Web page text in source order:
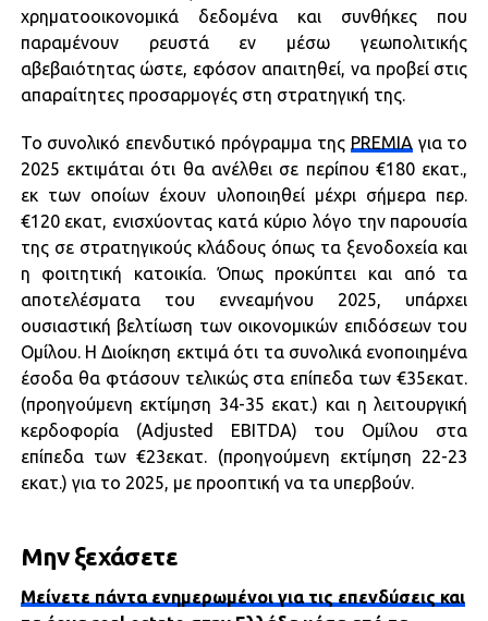
χρηματοοικονομικά δεδομένα και συνθήκες που
παραμένουν ρευστά εν μέσω γεωπολιτικής
αβεβαιότητας ώστε, εφόσον απαιτηθεί, να προβεί στις
απαραίτητες προσαρμογές στη στρατηγική της.
Το συνολικό επενδυτικό πρόγραμμα της PREMIA για το
2025 εκτιμάται ότι θα ανέλθει σε περίπου €180 εκατ.,
εκ των οποίων έχουν υλοποιηθεί μέχρι σήμερα περ.
€120 εκατ, ενισχύοντας κατά κύριο λόγο την παρουσία
της σε στρατηγικούς κλάδους όπως τα ξενοδοχεία και
η φοιτητική κατοικία. Όπως προκύπτει και από τα
αποτελέσματα του εννεαμήνου 2025, υπάρχει
ουσιαστική βελτίωση των οικονομικών επιδόσεων του
Ομίλου. Η Διοίκηση εκτιμά ότι τα συνολικά ενοποιημένα
έσοδα θα φτάσουν τελικώς στα επίπεδα των €35εκατ.
(προηγούμενη εκτίμηση 34-35 εκατ.) και η λειτουργική
κερδοφορία (Adjusted EBITDA) του Ομίλου στα
επίπεδα των €23εκατ. (προηγούμενη εκτίμηση 22-23
εκατ.) για το 2025, με προοπτική να τα υπερβούν.
Μην ξεχάσετε
Μείνετε πάντα ενημερωμένοι για τις επενδύσεις και